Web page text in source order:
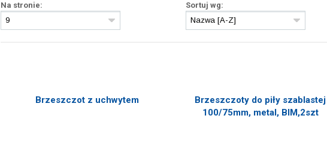
Na stronie: Sortuj wg:
Brzeszczot z uchwytem
Brzeszczoty do piły szablastej
100/75mm, metal, BIM,2szt